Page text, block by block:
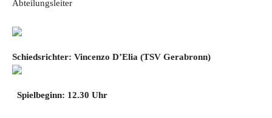
Abteilungsleiter
Schiedsrichter: Vincenzo D’Elia (TSV Gerabronn)
Spielbeginn: 12.30 Uhr